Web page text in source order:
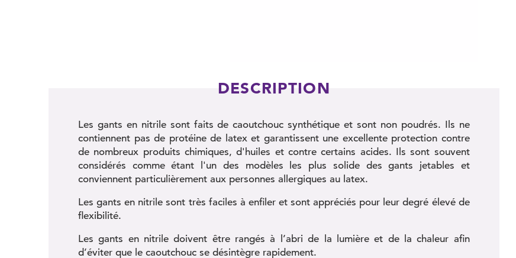
DESCRIPTION
Les gants en nitrile sont faits de caoutchouc synthétique et sont non poudrés. Ils ne
contiennent pas de protéine de latex et garantissent une excellente protection contre
de nombreux produits chimiques, d'huiles et contre certains acides. Ils sont souvent
considérés comme étant l'un des modèles les plus solide des gants jetables et
conviennent particulièrement aux personnes allergiques au latex.
Les gants en nitrile sont très faciles à enfiler et sont appréciés pour leur degré élevé de
flexibilité.
Les gants en nitrile doivent être rangés à l’abri de la lumière et de la chaleur afin
d’éviter que le caoutchouc se désintègre rapidement.